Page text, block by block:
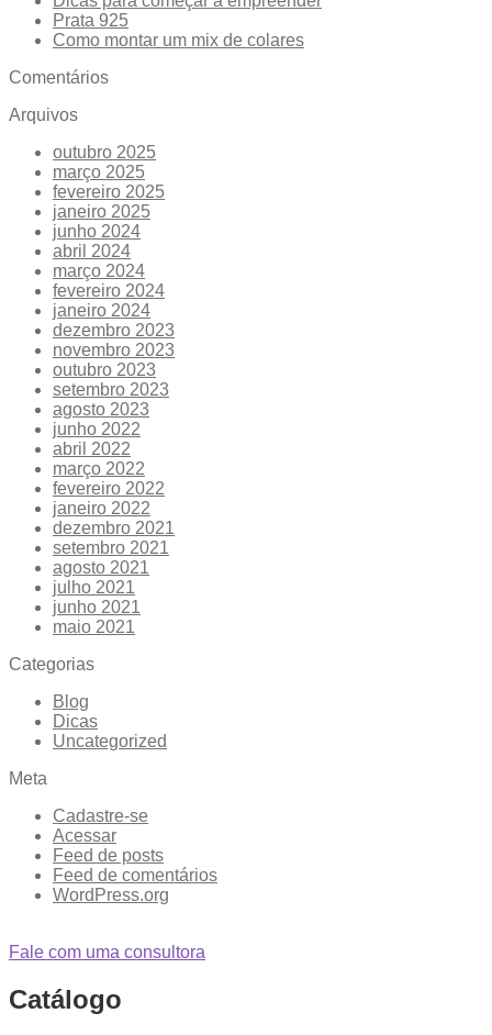
Prata 925
Como montar um mix de colares
Comentários
Arquivos
outubro 2025
março 2025
fevereiro 2025
janeiro 2025
junho 2024
abril 2024
março 2024
fevereiro 2024
janeiro 2024
dezembro 2023
novembro 2023
outubro 2023
setembro 2023
agosto 2023
junho 2022
abril 2022
março 2022
fevereiro 2022
janeiro 2022
dezembro 2021
setembro 2021
agosto 2021
julho 2021
junho 2021
maio 2021
Categorias
Blog
Dicas
Uncategorized
Meta
Cadastre-se
Acessar
Feed de posts
Feed de comentários
WordPress.org
Fale com uma consultora
Catálogo